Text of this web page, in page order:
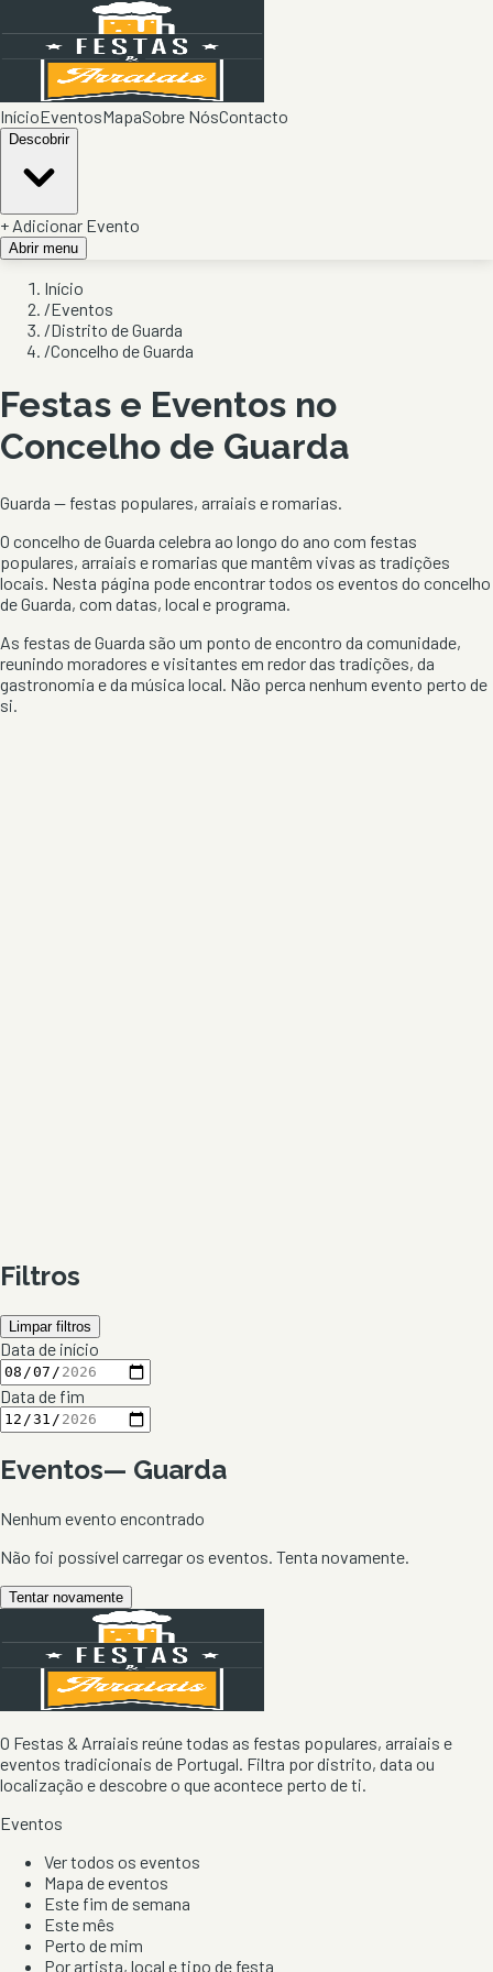
InícioEventosMapaSobre NósContacto
Descobrir
+ Adicionar Evento
Abrir menu
Início
/Eventos
/Distrito de Guarda
/Concelho de Guarda
Festas e Eventos no
Concelho de Guarda
Guarda — festas populares, arraiais e romarias.
O concelho deGuarda celebra ao longo do ano com festas
populares, arraiais e romarias que mantêm vivas as tradições
locais. Nesta página pode encontrar todos os eventos do concelho
deGuarda, com datas, local e programa.
As festas deGuarda são um ponto de encontro da comunidade,
reunindo moradores e visitantes em redor das tradições, da
gastronomia e da música local. Não perca nenhum evento perto de
si.
Filtros
Limpar filtros
Data de início
Data de fim
Eventos— Guarda
Nenhum evento encontrado
Não foi possível carregar os eventos. Tenta novamente.
Tentar novamente
O Festas & Arraiais reúne todas as festas populares, arraiais e
eventos tradicionais de Portugal. Filtra por distrito, data ou
localização e descobre o que acontece perto de ti.
Eventos
Ver todos os eventos
Mapa de eventos
Este fim de semana
Este mês
Perto de mim
Por artista, local e tipo de festa